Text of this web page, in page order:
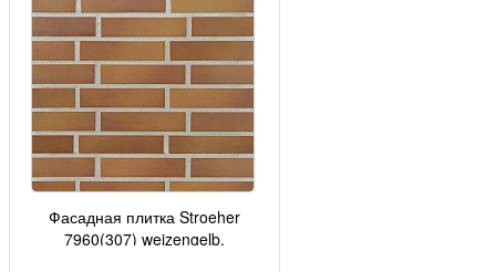
Фасадная плитка Stroeher
7960(307) weizengelb,